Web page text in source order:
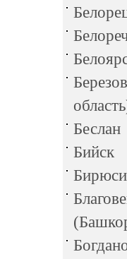
Беслан
Бийск